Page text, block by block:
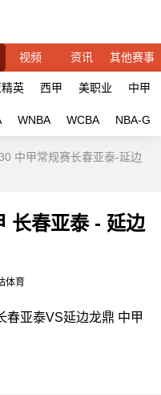
视频 资讯 其他赛事
精英 西甲 美职业 中甲
WNBA WCBA NBA-G
中甲常规赛长春亚泰-延边
长春亚泰 - 延边
体育
春亚泰VS延边龙鼎 中甲